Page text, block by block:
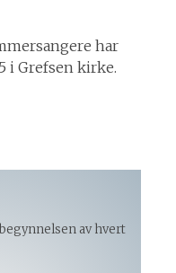
har
i Grefsen kirke.
av hvert